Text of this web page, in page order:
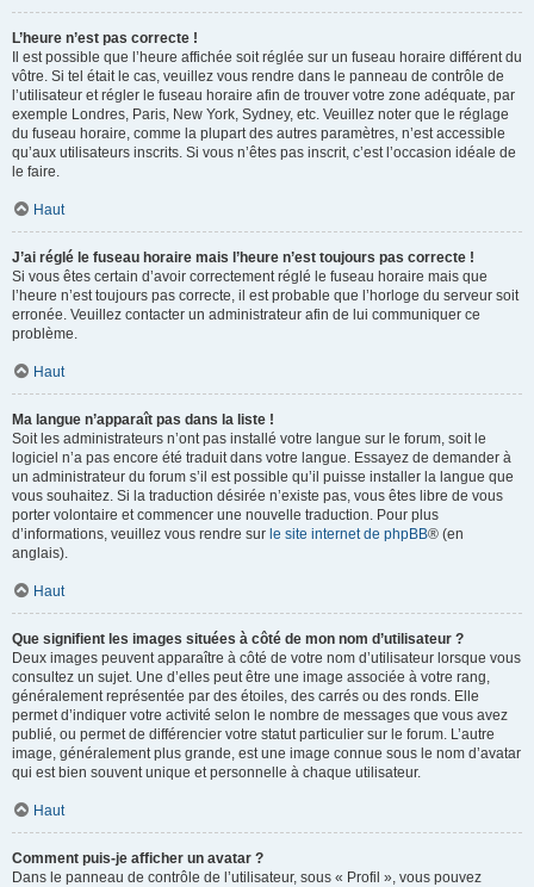
L’heure n’est pas correcte !
Il est possible que l’heure affichée soit réglée sur un fuseau horaire différent du
vôtre. Si tel était le cas, veuillez vous rendre dans le panneau de contrôle de
l’utilisateur et régler le fuseau horaire afin de trouver votre zone adéquate, par
exemple Londres, Paris, New York, Sydney, etc. Veuillez noter que le réglage
du fuseau horaire, comme la plupart des autres paramètres, n’est accessible
qu’aux utilisateurs inscrits. Si vous n’êtes pas inscrit, c’est l’occasion idéale de
le faire.
Haut
J’ai réglé le fuseau horaire mais l’heure n’est toujours pas correcte !
Si vous êtes certain d’avoir correctement réglé le fuseau horaire mais que
l’heure n’est toujours pas correcte, il est probable que l’horloge du serveur soit
erronée. Veuillez contacter un administrateur afin de lui communiquer ce
problème.
Haut
Ma langue n’apparaît pas dans la liste !
Soit les administrateurs n’ont pas installé votre langue sur le forum, soit le
logiciel n’a pas encore été traduit dans votre langue. Essayez de demander à
un administrateur du forum s’il est possible qu’il puisse installer la langue que
vous souhaitez. Si la traduction désirée n’existe pas, vous êtes libre de vous
porter volontaire et commencer une nouvelle traduction. Pour plus
d’informations, veuillez vous rendre sur le site internet de phpBB® (en
anglais).
Haut
Que signifient les images situées à côté de mon nom d’utilisateur ?
Deux images peuvent apparaître à côté de votre nom d’utilisateur lorsque vous
consultez un sujet. Une d’elles peut être une image associée à votre rang,
généralement représentée par des étoiles, des carrés ou des ronds. Elle
permet d’indiquer votre activité selon le nombre de messages que vous avez
publié, ou permet de différencier votre statut particulier sur le forum. L’autre
image, généralement plus grande, est une image connue sous le nom d’avatar
qui est bien souvent unique et personnelle à chaque utilisateur.
Haut
Comment puis-je afficher un avatar ?
Dans le panneau de contrôle de l’utilisateur, sous « Profil », vous pouvez